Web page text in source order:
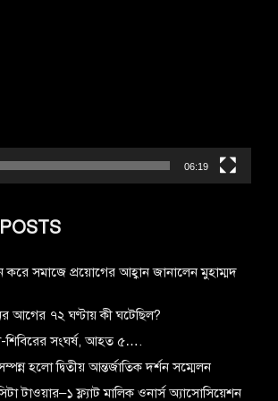
06:19
করে সমাজে প্রয়োগের আহ্বান জানালেন মুহাম্মদ
আগের ৭২ ঘণ্টায় কী ঘটেছিল?
শিবিরের সংঘর্ষ, আহত ৫….
হলো দ্বিতীয় আন্তর্জাতিক দর্শন সম্মেলন
টাওয়ার–১ ফ্ল্যাট মালিক ওনার্স অ্যাসোসিয়েশন